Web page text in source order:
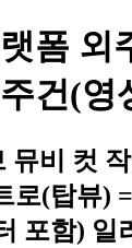
폼 외
건(영
뮤비 컷
로(탑뷰)
포함) 일